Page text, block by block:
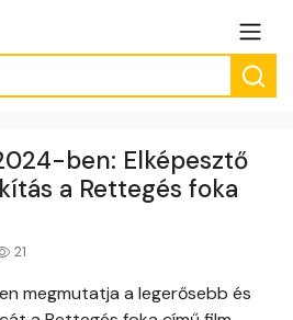
ben: Elképesztő
a Rettegés foka
21
megmutatja a legerősebb és